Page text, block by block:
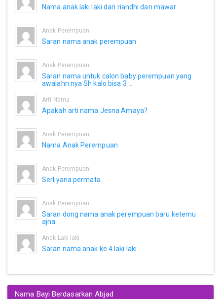
Nama anak laki laki dari riandhi dan mawar
Anak Perempuan
Saran nama anak perempuan
Anak Perempuan
Saran nama untuk calon baby perempuan yang
awalahn nya Sh kalo bisa 3 ...
Arti Nama
Apakah arti nama Jesna Amaya?
Anak Perempuan
Nama Anak Perempuan
Anak Perempuan
Serliyana permata
Anak Perempuan
Saran dong nama anak perempuan baru ketemu
ajna
Anak Laki-laki
Saran nama anak ke 4 laki laki
Nama Bayi Berdasarkan Abjad